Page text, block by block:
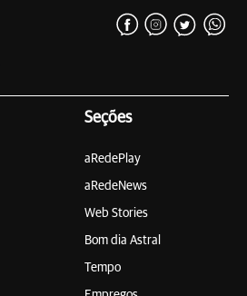
Seções
aRedePlay
aRedeNews
Web Stories
Bom dia Astral
Tempo